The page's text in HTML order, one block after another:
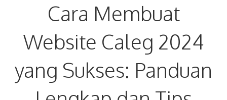
Cara Membuat
Website Caleg 2024
yang Sukses: Panduan